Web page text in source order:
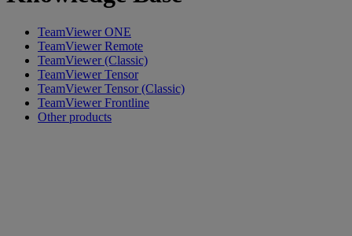
TeamViewer ONE
TeamViewer Remote
TeamViewer (Classic)
TeamViewer Tensor
TeamViewer Tensor (Classic)
TeamViewer Frontline
Other products